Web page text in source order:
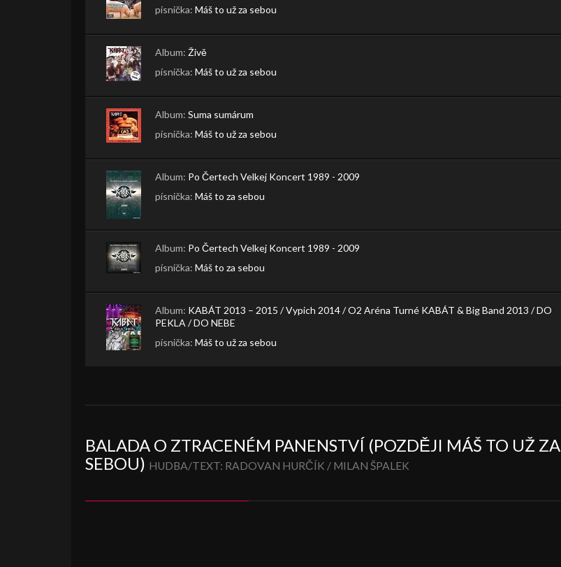
písnička: Máš to už za sebou
Album: Živě
písnička: Máš to už za sebou
Album: Suma sumárum
písnička: Máš to už za sebou
Album: Po Čertech Velkej Koncert 1989 - 2009
písnička: Máš to za sebou
Album: Po Čertech Velkej Koncert 1989 - 2009
písnička: Máš to za sebou
Album: KABÁT 2013 – 2015 / Vypich 2014 / O2 Aréna Turné KABÁT & Big Band 2013 / DO
PEKLA / DO NEBE
písnička: Máš to už za sebou
BALADA O ZTRACENÉM PANENSTVÍ (POZDĚJI MÁŠ TO UŽ ZA
SEBOU) HUDBA/TEXT: RADOVAN HURČÍK / MILAN ŠPALEK